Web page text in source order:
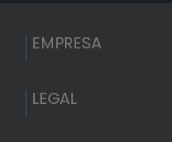
EMPRESA
LEGAL